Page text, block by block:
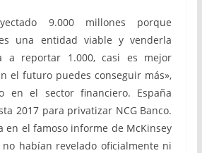
9.000 millones porque
una entidad viable y venderla
a reportar 1.000, casi es mejor
el futuro puedes conseguir más»,
en el sector financiero. España
2017 para privatizar NCG Banco.
en el famoso informe de McKinsey
habían revelado oficialmente ni